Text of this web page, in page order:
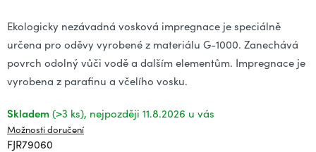
Ekologicky nezávadná vosková impregnace je speciálně
určena pro oděvy vyrobené z materiálu G-1000. Zanechává
povrch odolný vůči vodě a dalším elementům. Impregnace je
vyrobena z parafinu a včelího vosku.
Skladem (>3 ks) 11.8.2026
Možnosti doručení
FJR79060